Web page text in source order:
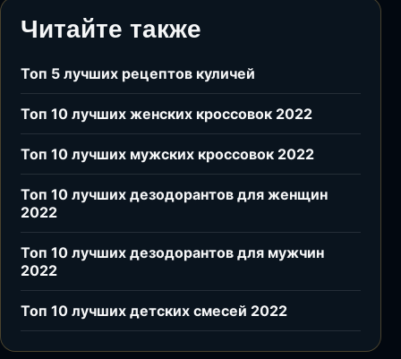
Читайте также
Топ 5 лучших рецептов куличей
Топ 10 лучших женских кроссовок 2022
Топ 10 лучших мужских кроссовок 2022
Топ 10 лучших дезодорантов для женщин
2022
Топ 10 лучших дезодорантов для мужчин
2022
Топ 10 лучших детских смесей 2022